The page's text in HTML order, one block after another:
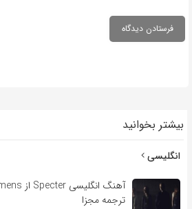
بیشتر بخوانید
انگلیسی
ترجمه مجزا